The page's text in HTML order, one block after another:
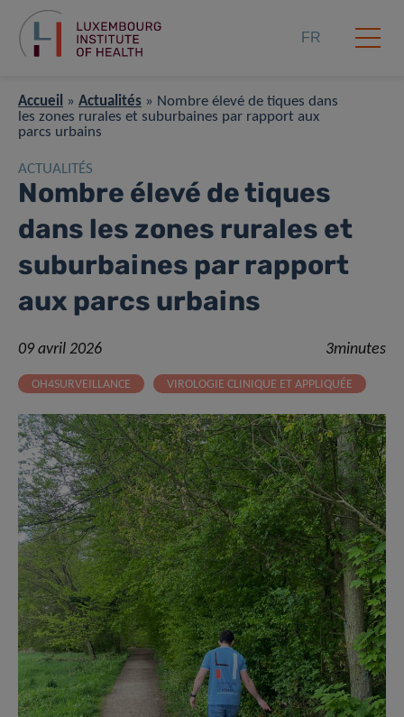
FR
Accueil » Actualités » Nombre élevé de tiques dans
les zones rurales et suburbaines par rapport aux
parcs urbains
ACTUALITÉS
Nombre élevé de tiques
dans les zones rurales et
suburbaines par rapport
aux parcs urbains
09 avril 2026 3minutes
OH4SURVEILLANCE VIROLOGIE CLINIQUE ET APPLIQUÉE